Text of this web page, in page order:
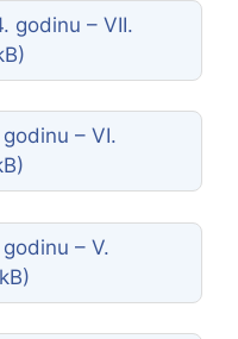
godinu – VII.
– VI.
– V.